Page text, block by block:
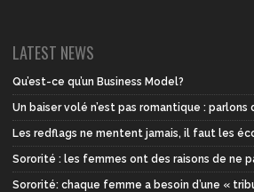
LATEST NEWS
Qu’est-ce qu’un Business Model?
Un baiser volé n’est pas romantique :
Les redflags ne mentent jamais, il faut les
Sororité : les femmes ont des raisons de ne
Sororité: chaque femme a besoin d’une «